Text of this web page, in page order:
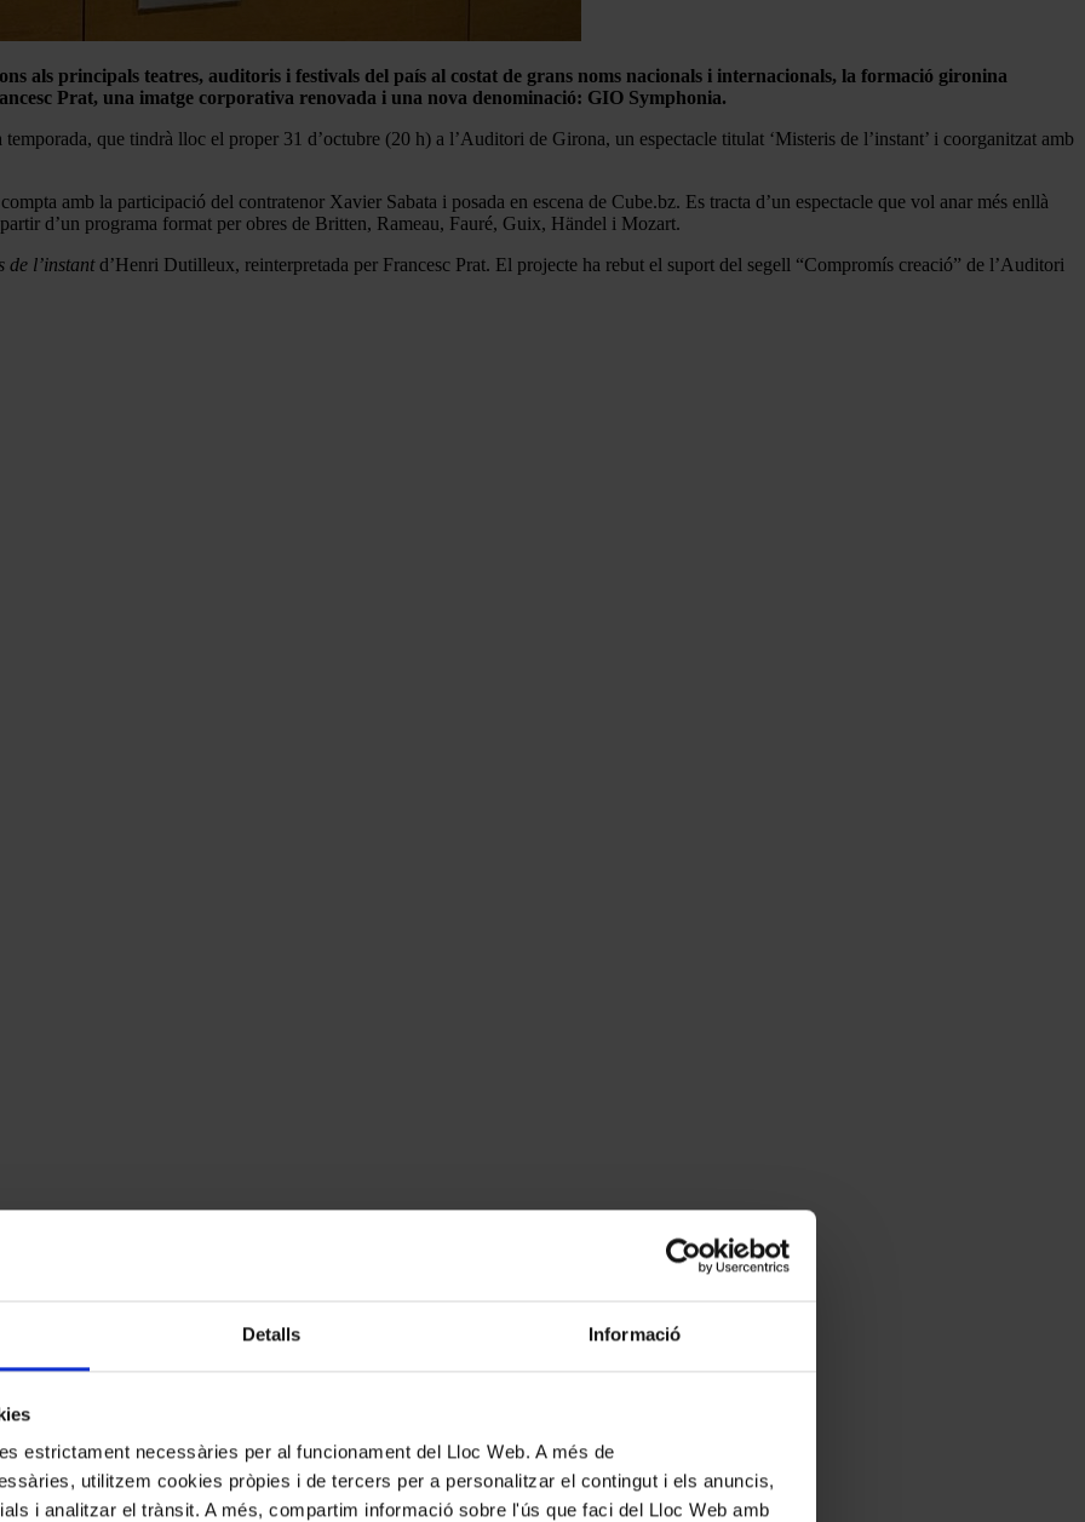
Detalls Informació
estrictament necessàries per al funcionament del Lloc Web. A més de
utilitzem cookies pròpies i de tercers per a personalitzar el contingut i els anuncis,
i analitzar el trànsit. A més, compartim informació sobre l'ús que faci del Lloc Web amb
als principals teatres, auditoris i festivals del país al costat de grans noms nacionals i internacionals, la formació gironina
Prat, una imatge corporativa renovada i una nova denominació: GIO Symphonia.
que tindrà lloc el proper 31 d’octubre (20 h) a l’Auditori de Girona, un espectacle titulat ‘Misteris de l’instant’ i coorganitzat amb
amb la participació del contratenor Xavier Sabata i posada en escena de Cube.bz. Es tracta d’un espectacle que vol anar més enllà
d’un programa format per obres de Britten, Rameau, Fauré, Guix, Händel i Mozart.
de l’instantd’Henri Dutilleux, reinterpretada per Francesc Prat. El projecte ha rebut el suport del segell “Compromís creació” de l’Auditori